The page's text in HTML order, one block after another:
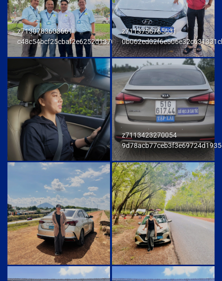
z7130783603661
c48c54bcf25cbaf2e6252d137093a294
z7113756765631
z7113423270054